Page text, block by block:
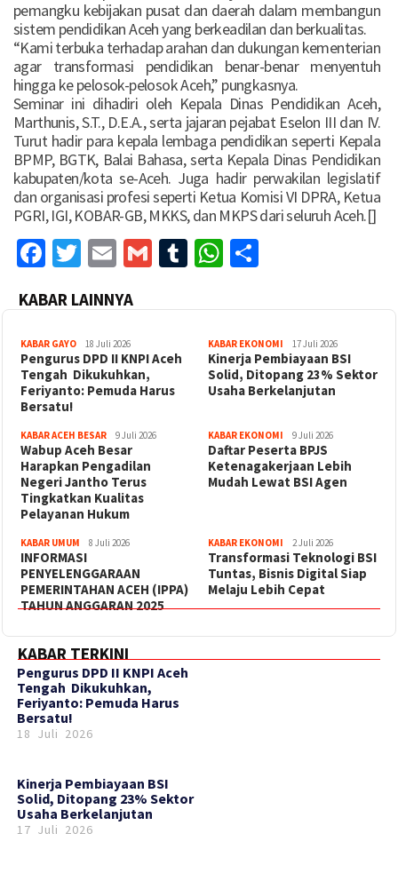
pemangku kebijakan pusat dan daerah dalam membangun
sistem pendidikan Aceh yang berkeadilan dan berkualitas.
“Kami terbuka terhadap arahan dan dukungan kementerian
agar transformasi pendidikan benar-benar menyentuh
hingga ke pelosok-pelosok Aceh,” pungkasnya.
Seminar ini dihadiri oleh Kepala Dinas Pendidikan Aceh,
Marthunis, S.T., D.E.A., serta jajaran pejabat Eselon III dan IV.
Turut hadir para kepala lembaga pendidikan seperti Kepala
BPMP, BGTK, Balai Bahasa, serta Kepala Dinas Pendidikan
kabupaten/kota se-Aceh. Juga hadir perwakilan legislatif
dan organisasi profesi seperti Ketua Komisi VI DPRA, Ketua
PGRI, IGI, KOBAR-GB, MKKS, dan MKPS dari seluruh Aceh.[]
Facebook
Twitter
EmailGmailTumblrWhatsApp
KABAR LAINNYA
KABAR GAYO 18 Juli 2026
‎Pengurus DPD II KNPI Aceh
Tengah Dikukuhkan,
Feriyanto: Pemuda Harus
Bersatu!
KABAR EKONOMI 17 Juli 2026
Kinerja Pembiayaan BSI
Solid, Ditopang 23% Sektor
Usaha Berkelanjutan
KABAR ACEH BESAR 9 Juli 2026
Wabup Aceh Besar
Harapkan Pengadilan
Negeri Jantho Terus
Tingkatkan Kualitas
Pelayanan Hukum
KABAR EKONOMI 9 Juli 2026
Daftar Peserta BPJS
Ketenagakerjaan Lebih
Mudah Lewat BSI Agen
KABAR UMUM 8 Juli 2026
INFORMASI
PENYELENGGARAAN
PEMERINTAHAN ACEH (IPPA)
TAHUN ANGGARAN 2025
KABAR EKONOMI 2 Juli 2026
Transformasi Teknologi BSI
Tuntas, Bisnis Digital Siap
Melaju Lebih Cepat
KABAR TERKINI
‎Pengurus DPD II KNPI Aceh
Tengah Dikukuhkan,
Feriyanto: Pemuda Harus
Bersatu!
18 Juli 2026
Kinerja Pembiayaan BSI
Solid, Ditopang 23% Sektor
Usaha Berkelanjutan
17 Juli 2026